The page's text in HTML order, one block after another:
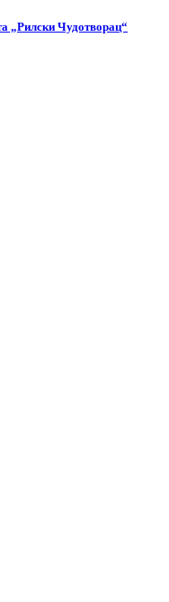
„Рилски Чудотворац“